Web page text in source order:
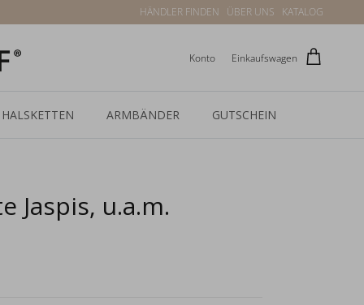
HÄNDLER FINDEN ÜBER UNS KATALOG
Konto Einkaufswagen
HALSKETTEN ARMBÄNDER GUTSCHEIN
Jaspis, u.a.m.